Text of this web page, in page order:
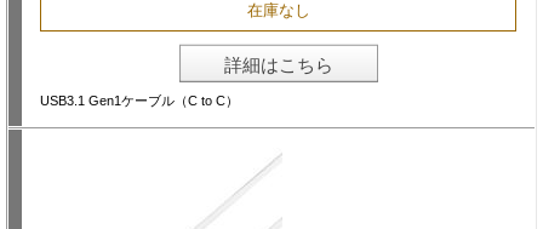
在庫なし
詳細はこちら
USB3.1 Gen1ケーブル（C to C）